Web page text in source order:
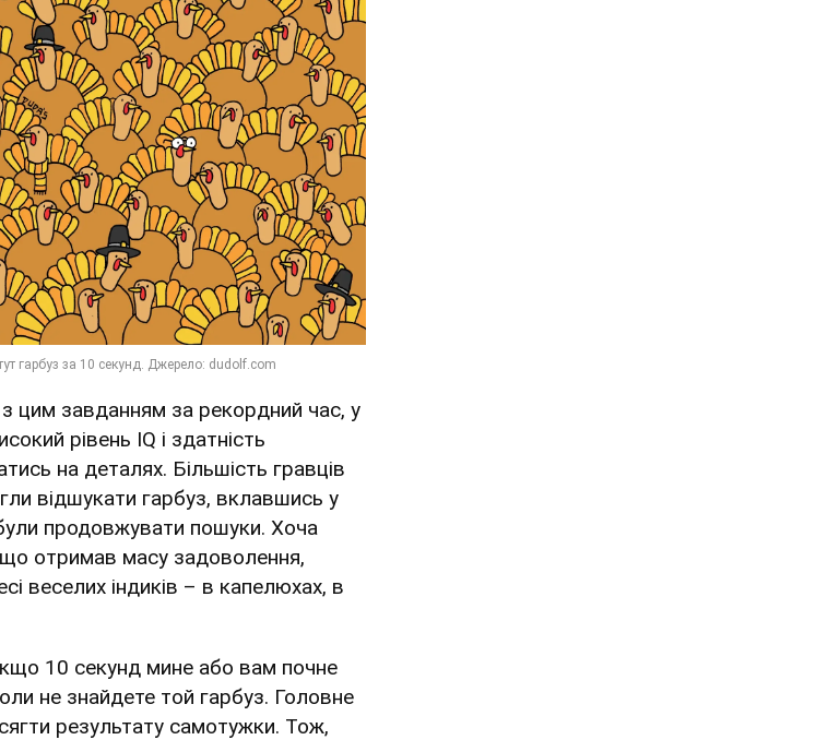
цим завданням за рекордний час, у
рівень IQ і здатність
на деталях. Більшість гравців
відшукати гарбуз, вклавшись у
були продовжувати пошуки. Хоча
що отримав масу задоволення,
веселих індиків – в капелюхах, в
10 секунд мине або вам почне
не знайдете той гарбуз. Головне
результату самотужки. Тож,